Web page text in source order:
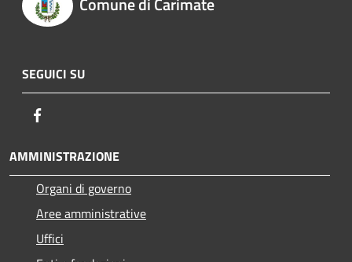
SEGUICI SU
AMMINISTRAZIONE
Organi di governo
Aree amministrative
Uffici